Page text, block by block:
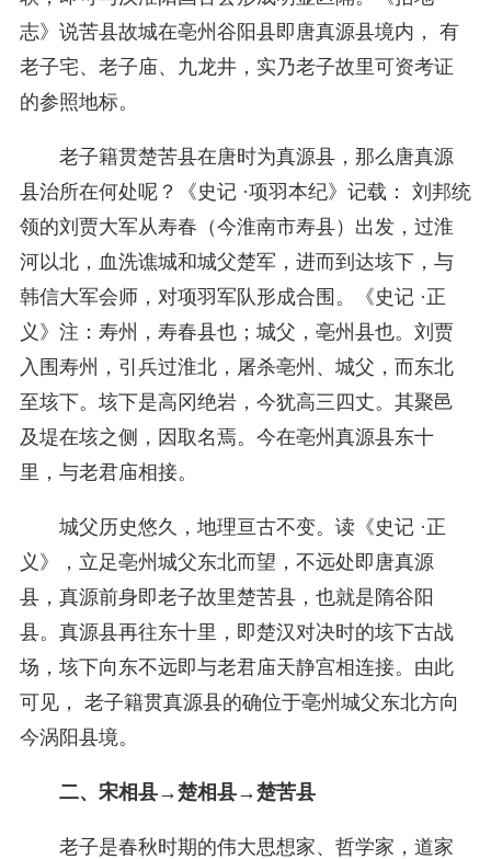
志》说苦县故城在亳州谷阳县即唐真源县境内， 有
老子宅、老子庙、九龙井，实乃老子故里可资考证
的参照地标。
老子籍贯楚苦县在唐时为真源县，那么唐真源
县治所在何处呢？
《史记 ·项羽本纪》记载： 刘邦统
领的刘贾大军从寿春（今淮南市寿县）出发，过淮
河以北，血洗谯城和城父楚军，进而到达垓下，与
韩信大军会师，对项羽军队形成合围。《史记 ·正
义》注： 寿州，寿春县也；城父，亳州县也。刘贾
入围寿州，引兵过淮北，屠杀亳州、城父，而东北
至垓下。垓下是高冈绝岩，今犹高三四丈。其聚邑
及堤在垓之侧，因取名焉。今在亳州真源县东十
里，与老君庙相接。
城父历史悠久，地理亘古不变。读《史记 ·正
义》，立足亳州城父东北而望，不远处即唐真源
县，真源前身即老子故里楚苦县，也就是隋谷阳
县。真源县再往东十里，即楚汉对决时的垓下古战
场，垓下向东不远即与老君庙天静宫相连接。由此
可见， 老子籍贯真源县的确位于亳州城父东北方向
今涡阳县境。
二、宋相县→楚相县→楚苦县
老子是春秋时期的伟大思想家、哲学家，道家